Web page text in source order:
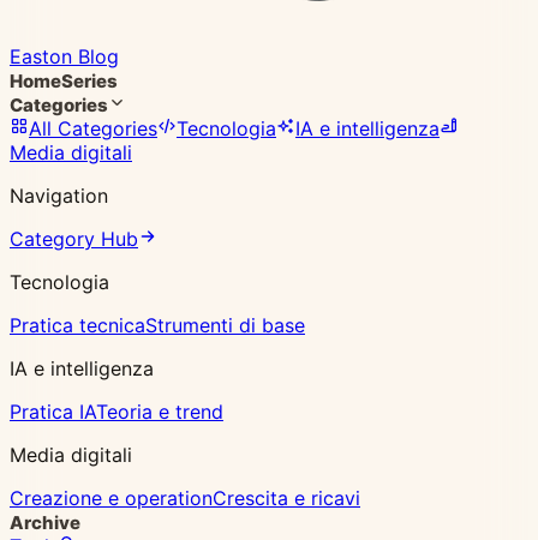
Easton Blog
HomeSeries
Categories
All Categories Tecnologia
IA e intelligenza
Media digitali
Navigation
Category Hub
Tecnologia
Pratica tecnicaStrumenti di base
IA e intelligenza
Pratica IATeoria e trend
Media digitali
Creazione e operationCrescita e ricavi
Archive